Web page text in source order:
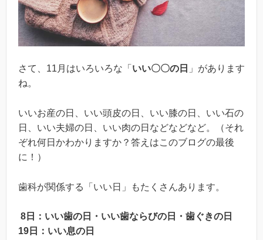
さて、11月はいろいろな「 いい〇〇の日 」があります
ね。
いいお産の日、いい頭皮の日、いい膝の日、いい石の
日、いい夫婦の日、いい肉の日などなどなど。（それ
ぞれ何日かわかりますか？答えはこのブログの最後
に！）
歯科が関係する「いい日」もたくさんあります。
8日：いい歯の日・いい歯ならびの日・歯ぐきの日
19日：いい息の日